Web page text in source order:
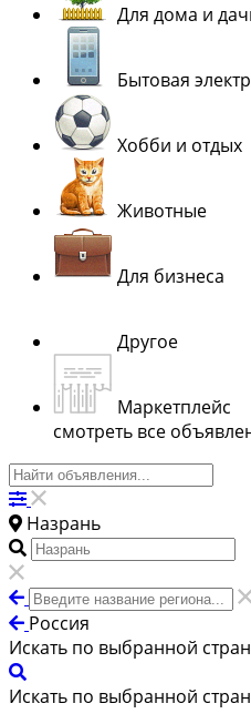
Для дома и
Бытовая
Хобби и отдых
Животные
Для бизнеса
Другое
Маркетплейс
смотреть все
Назрань
Россия
Искать по выбранной
Искать по выбранной